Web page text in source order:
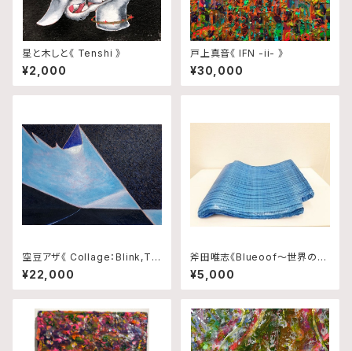
星と木しと《 Tenshi 》
¥2,000
戸上真音《 IFN -ii- 》
¥30,000
空豆アザ《 Collage：Blink,Tra
ce and Rhythm No.10 》
¥22,000
斧田唯志《Blueoof〜世界の真
ん中で輝いた日本政府から千葉
県民へ贈り物〜》
¥5,000